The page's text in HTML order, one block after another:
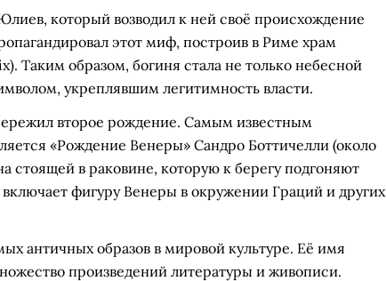
который возводил к ней своё происхождение
этот миф, построив в Риме храм
Таким образом, богиня стала не только небесной
укреплявшим легитимность власти.
второе рождение. Самым известным
«Рождение Венеры» Сандро Боттичелли (около
стоящей в раковине, которую к берегу подгоняют
фигуру Венеры в окружении Граций и других
античных образов в мировой культуре. Её имя
произведений литературы и живописи.